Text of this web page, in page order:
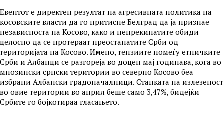
Евентот е директен резултат на агресивната политика на
косовските власти да го притисне Белград да ја признае
независноста на Косово, како и непрекинатите обиди
целосно да се протераат преостанатите Срби од
територијата на Косово. Имено, тензиите помеѓу етничките
Срби и Албанци се разгореја во доцен мај годинава, кога во
мнозински српски територии во северно Косово беа
избрани Албански градоначалници. Стапката на излезеност
во овие територии во април беше само 3,47%, бидејќи
Србите го бојкотираа гласањето.